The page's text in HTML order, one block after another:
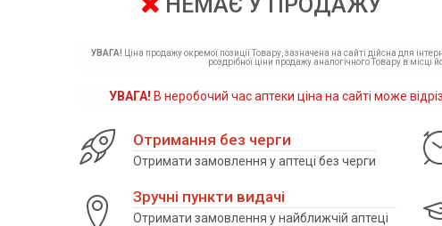
УВАГА! Ціна продажу окремої позиції Товару, зазначена на сайті дійсна для
роздрібної ціни продажу аналогічного Товару в місці
УВАГА! В неробочий час аптеки ціна на сайті може
Отримання без черги
Отримати замовлення у аптеці без черги
Зручні пункти видачі
Отримати замовлення у найближчій аптеці